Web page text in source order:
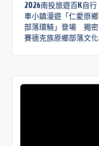
2026南投旅遊百K自行
車小鎮漫遊「仁愛原鄉
部落環騎」登場 揭密
賽德克族原鄉部落文化